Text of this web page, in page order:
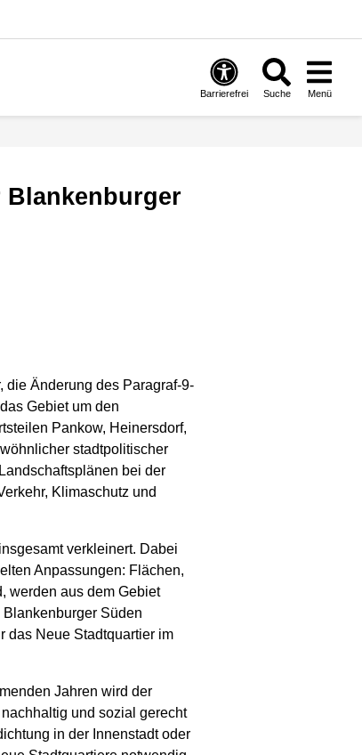
Barrierefrei Suche Menü
die Änderung des Paragraf-9-
Gebiet um den
Pankow, Heinersdorf,
stadtpolitischer
bei der
Klimaschutz und
verkleinert. Dabei
Anpassungen: Flächen,
werden aus dem Gebiet
Süden
das Neue Stadtquartier im
Jahren wird der
und sozial gerecht
in der Innenstadt oder